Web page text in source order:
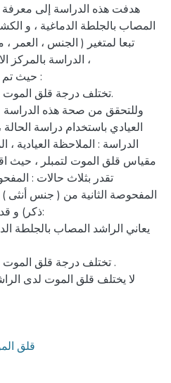
هدفت هذه الدراسة إلى
المصاب بالجلطة الدماغية ، و
تبعا لمتغير ( الجنس ، العمر
الدراسة بالمركز
حيث تم
وللتحقق من صحة هذه الدراسة
العيادي باستخدام دراسة
الدراسة : الملاحظة العيادية ،
مقياس قلق الموت لتمبلر ، حيث
تقدر بثلاث حالات :
المفحوصة الثانية من ( جنس
ذكر) و
قلق